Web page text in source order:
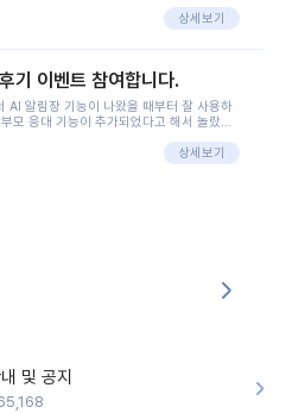
만 그런거 아니죠 ㅜㅜ)꼬망봇의 장점은 지
이고 여자인지 남자인지 등그래도 좀 기본
봐야할 때가 있어그때마다 정보를 입력하는
학부모 응대를 써볼 수 있어서 좋았어요!앞
이게 있었더라면 ㅜㅜㅜㅜ?응대 팁이 정말
래도 아이들이 잘 이해 되지만초임 때는 정
생님들께 도움을 요청했었거든요..ㅠ*일지
같아요!
상세보기
기 이벤트 참여합니다.
AI 알림장 기능이 나왔을 때부터 잘 사용하
모 응대 기능이 추가되었다고 해서 놀랐습
느끼고 있습니다 ㅠㅠ이번에 제가 원에서
전달드렸던 내용을 함께 보시고,저와 비슷한
분에 고민하는 시간을 줄이고 학부모님을
.이 부분은 꼬망봇이 추가로 알려준 응대 tip
를 드리기 전에, 내용을 숙지하여 좀 더 전문
화를 나눌 수 있었습니다.꼬망세 AI학부모 응
사합니다.
상세보기
및 공지